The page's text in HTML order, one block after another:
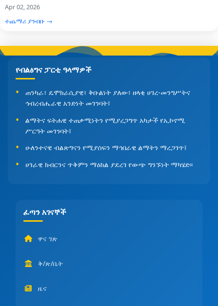
Apr 02, 2026
ተጨማሪ ያንብቡ →
የብልፅግና ፓርቲ ዓላማዎች
ጠንካራ፣ ዴሞክራሲያዊ፣ ቅቡልነት ያለው፣ ዘላቂ ሀገረ-መንግሥትና
ኅብረብሔራዊ አንድነት መገንባት፤
ልማትና ፍትሐዊ ተጠቃሚነትን የሚያረጋግጥ አካታች የኢኮኖሚ
ሥርዓት መገንባት፤
ሁለንተናዊ ብልጽግናን የሚያሰፍን ማኅበራዊ ልማትን ማረጋገጥ፤
ሀገራዊ ክብርንና ጥቅምን ማዕከል ያደረገ የውጭ ግንኙነት ማካሄድ፡፡
ፈጣን አገናኞች
ዋና ገጽ
ቅ/ጽ/ቤት
ዜና